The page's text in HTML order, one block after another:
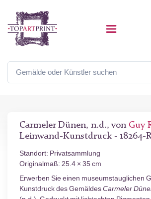
Carmeler Dünen, n.d., von Guy
Leinwand-Kunstdruck - 18264-
Standort: Privatsammlung
Originalmaß: 25.4 × 35 cm
Erwerben Sie einen museumstauglichen
Kunstdruck des GemäldesCarmeler